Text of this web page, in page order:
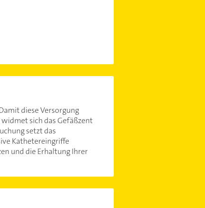
diese Versorgung
sich das Gefäßzent
setzt das
Kathetereingriffe
und die Erhaltung Ihrer